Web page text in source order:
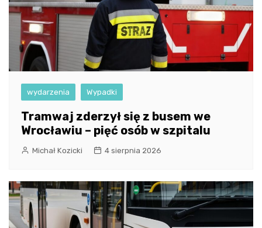
wydarzenia Wypadki
Tramwaj zderzył się z busem we
Wrocławiu – pięć osób w szpitalu
Michał Kozicki 4 sierpnia 2026